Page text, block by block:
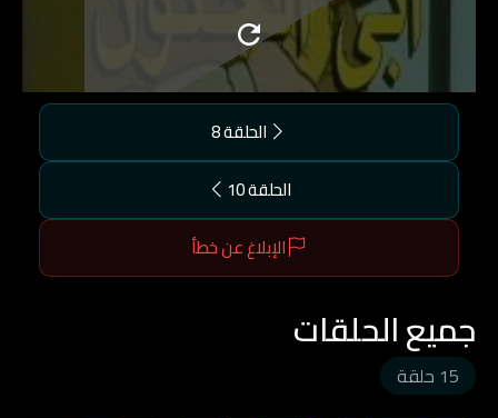
الحلقة 8
الحلقة 10
الإبلاغ عن خطأ
جميع الحلقات
15 حلقة